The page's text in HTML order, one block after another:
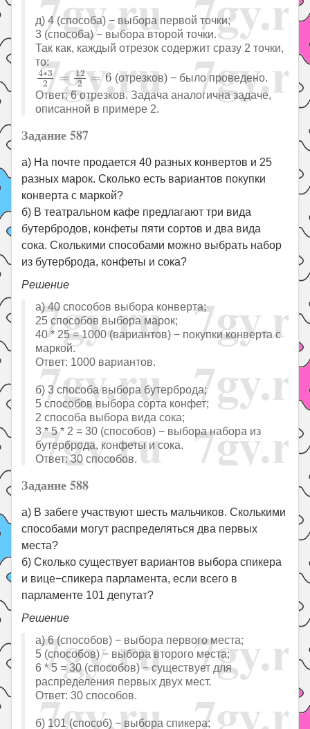
д) 4 (способа) − выбора первой точки;
3 (способа) − выбора второй точки.
Так как, каждый отрезок содержит сразу 2 точки,
то:
4∗3
2
= 12
2
= 6
4∗3 2=122 =6
(отрезков) − было проведено.
Ответ: 6 отрезков. Задача аналогична задаче,
описанной в примере 2.
Задание 587
а) На почте продается 40 разных конвертов и 25
разных марок. Сколько есть вариантов покупки
конверта с маркой?
б) В театральном кафе предлагают три вида
бутербродов, конфеты пяти сортов и два вида
сока. Сколькими способами можно выбрать набор
из бутерброда, конфеты и сока?
Решение
а) 40 способов выбора конверта;
25 способов выбора марок;
40 * 25 = 1000 (вариантов) − покупки конверта с
маркой.
Ответ: 1000 вариантов.
б) 3 способа выбора бутерброда;
5 способов выбора сорта конфет;
2 способа выбора вида сока;
3 * 5 * 2 = 30 (способов) − выбора набора из
бутерброда, конфеты и сока.
Ответ: 30 способов.
Задание 588
а) В забеге участвуют шесть мальчиков. Сколькими
способами могут распределяться два первых
места?
б) Сколько существует вариантов выбора спикера
и вице−спикера парламента, если всего в
парламенте 101 депутат?
Решение
а) 6 (способов) − выбора первого места;
5 (способов) − выбора второго места;
6 * 5 = 30 (способов) − существует для
распределения первых двух мест.
Ответ: 30 способов.
б) 101 (способ) − выбора спикера;